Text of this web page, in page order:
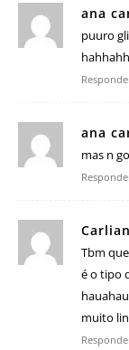
ana
puuro
ana
mas n
Tbm
é o tipo
muito